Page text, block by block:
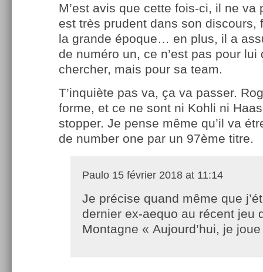
M’est avis que cette fois-ci, il ne va
est très prudent dans son discours,
la grande époque… en plus, il a
de numéro un, ce n’est pas pour lui
chercher, mais pour sa team.
T’inquiète pas va, ça va passer.
forme, et ce ne sont ni Kohli ni
stopper. Je pense même qu’il va
de number one par un 97ème titre.
Paulo 15 février 2018 at 11:14
Je précise quand même que
dernier ex-aequo au récent jeu
Montagne « Aujourd’hui, je